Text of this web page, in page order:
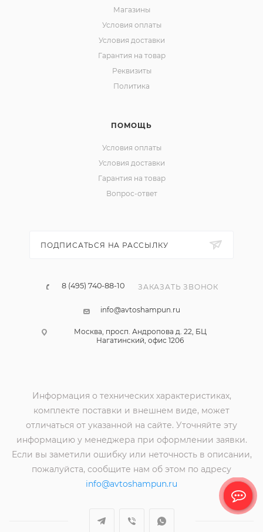
Магазины
Условия оплаты
Условия доставки
Гарантия на товар
Реквизиты
Политика
ПОМОЩЬ
Условия оплаты
Условия доставки
Гарантия на товар
Вопрос-ответ
ПОДПИСАТЬСЯ НА РАССЫЛКУ
8 (495) 740-88-10 ЗАКАЗАТЬ ЗВОНОК
info@avtoshampun.ru
Москва, просп. Андропова д. 22, БЦ
Нагатинский, офис 1206
Информация о технических характеристиках,
комплекте поставки и внешнем виде, может
отличаться от указанной на сайте. Уточняйте эту
информацию у менеджера при оформлении заявки.
Если вы заметили ошибку или неточность в описании,
пожалуйста, сообщите нам об этом по адресу
info@avtoshampun.ru